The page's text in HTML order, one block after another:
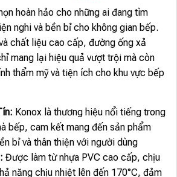
hoàn hảo cho những ai đang tìm
nghi và bền bỉ cho không gian bếp.
chất liệu cao cấp, đường ống xả
mang lại hiệu quả vượt trội mà còn
thẩm mỹ và tiện ích cho khu vực bếp
Konox là thương hiệu nổi tiếng trong
bếp, cam kết mang đến sản phẩm
bỉ và thân thiện với người dùng
Được làm từ nhựa PVC cao cấp, chịu
năng chịu nhiệt lên đến 170°C, đảm